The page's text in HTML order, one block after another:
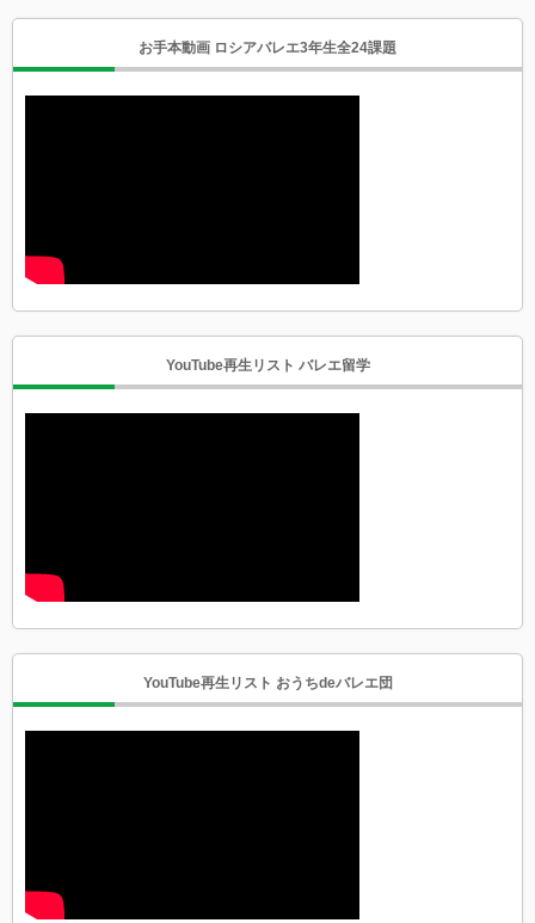
お手本動画 ロシアバレエ3年生全24課題
YouTube再生リスト バレエ留学
YouTube再生リスト おうちdeバレエ団